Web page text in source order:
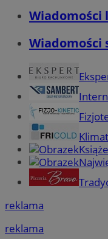
Wiadomości
Wiadomości
reklama
reklama